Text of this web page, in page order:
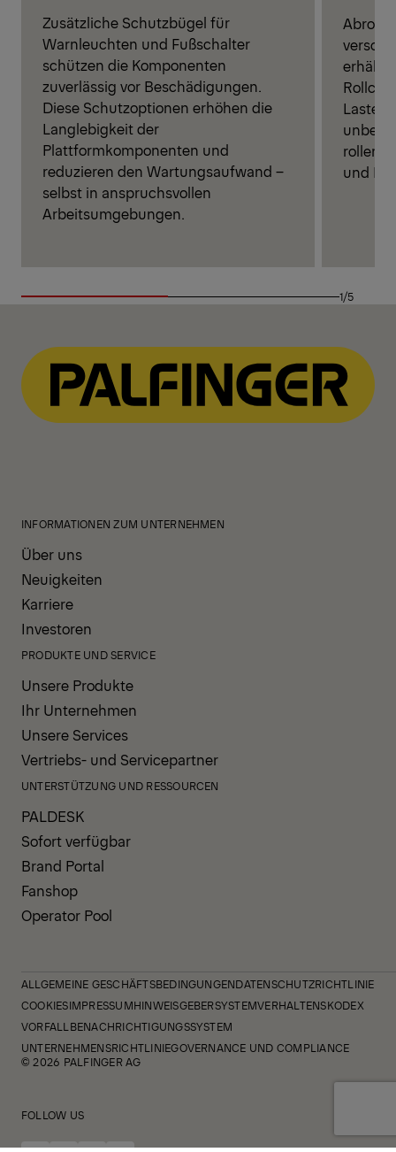
Zusätzliche Schutzbügel für
Warnleuchten und Fußschalter
schützen die Komponenten
zuverlässig vor Beschädigungen.
Diese Schutzoptionen erhöhen die
Langlebigkeit der
Plattformkomponenten und
reduzieren den Wartungsaufwand –
selbst in anspruchsvollen
Arbeitsumgebungen.
Lasten
rollen
und
1/5
INFORMATIONEN ZUM UNTERNEHMEN
Über uns
Neuigkeiten
Karriere
Investoren
PRODUKTE UND SERVICE
Unsere Produkte
Ihr Unternehmen
Unsere Services
Vertriebs- und Servicepartner
UNTERSTÜTZUNG UND RESSOURCEN
PALDESK
Sofort verfügbar
Brand Portal
Fanshop
Operator Pool
ALLGEMEINE GESCHÄFTSBEDINGUNGENDATENSCHUTZRICHTLINIE
COOKIESIMPRESSUMHINWEISGEBERSYSTEMVERHALTENSKODEX
VORFALLBENACHRICHTIGUNGSSYSTEM
UNTERNEHMENSRICHTLINIEGOVERNANCE UND COMPLIANCE
© 2026 PALFINGER AG
FOLLOW US